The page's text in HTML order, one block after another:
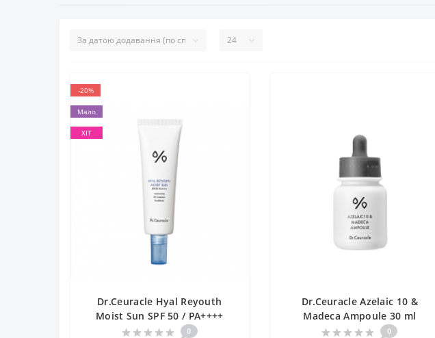
-20%
Мало
ХІТ
Dr.Ceuracle Hyal Reyouth
Moist Sun SPF 50 / PA++++
Сонцезахисний крем-гель на
0
Dr.Ceuracle Azelaic 10 &
Madeca Ampoule 30 ml
Сироватка з азелаїновою
0